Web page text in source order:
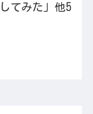
てみた」他5